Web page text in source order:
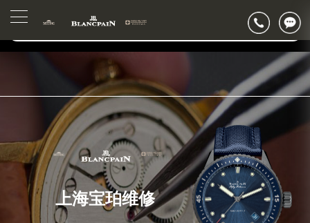
▲
▼
2026年6月上海市宝珀官方售后客户服务热线：400-883-8293
2026年6月宝珀售后服务中心最新网点地址：
上海市徐汇区虹桥路3号港汇中心写字楼2座37层3705室（需提前预约）
上海市黄浦区南京东路299号宏伊国际广场写字楼8层806室（需提前预约）
上海市黄浦区南京东路299号宏伊国际广场写字楼8层806室宝珀售后服务中心（需提前预约）
上海市徐汇区虹桥路3号港汇中心2座37层3705室宝珀售后服务中心（需提前预约）
节假日正常营业！
上海宝珀维修